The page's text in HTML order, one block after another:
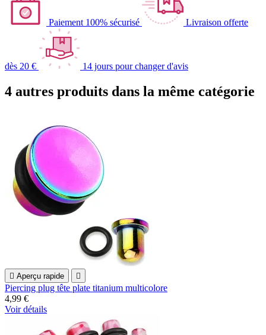
Paiement 100% sécurisé Livraison offerte
dès 20 € 14 jours pour changer d'avis
4 autres produits dans la même catégorie
 Aperçu rapide 
Piercing plug tête plate titanium multicolore
4,99 €
Voir détails